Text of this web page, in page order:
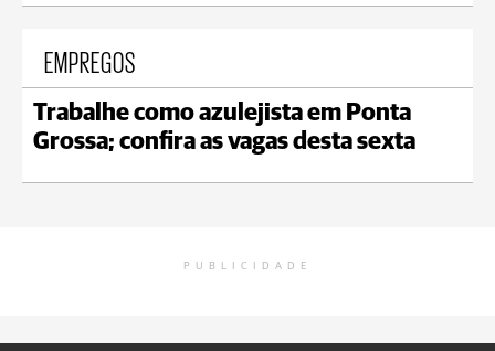
EMPREGOS
Trabalhe como azulejista em Ponta
Grossa; confira as vagas desta sexta
PUBLICIDADE